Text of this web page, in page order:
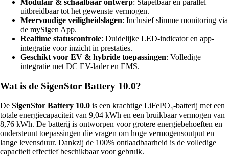
uitbreidbaar tot het gewenste vermogen.
Meervoudige veiligheidslagen: Inclusief slimme monitoring via
de mySigen App.
Realtime statuscontrole: Duidelijke LED-indicator en app-
integratie voor inzicht in prestaties.
Geschikt voor EV & hybride toepassingen: Volledige
integratie met DC EV-lader en EMS.
Wat is de SigenStor Battery 10.0?
De SigenStor Battery 10.0 is een krachtige LiFePO₄-batterij met een
totale energiecapaciteit van 9,04 kWh en een bruikbaar vermogen van
8,76 kWh. De batterij is ontworpen voor grotere energiebehoeften en
ondersteunt toepassingen die vragen om hoge vermogensoutput en
lange levensduur. Dankzij de 100% ontlaadbaarheid is de volledige
capaciteit effectief beschikbaar voor gebruik.